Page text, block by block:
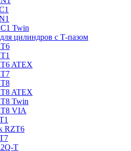
Twin
цилиндров с Т-пазом
ATEX
ATEX
Twin
VIA
RZT6
T